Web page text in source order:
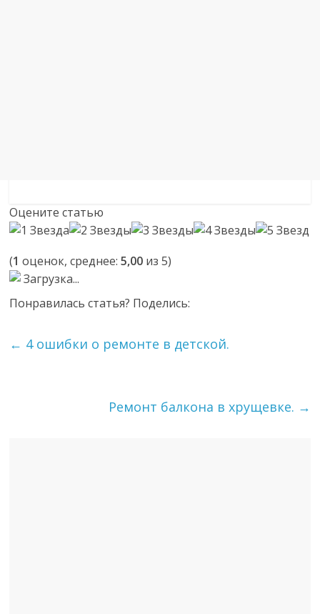
Оцените статью
(1 оценок, среднее:5,00 из 5)
Загрузка...
Понравилась статья? Поделись:
← 4 ошибки о ремонте в детской.
Ремонт балкона в хрущевке. →